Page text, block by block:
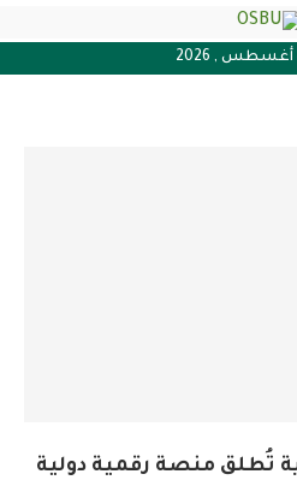
تُطلق منصة رقمية دولية